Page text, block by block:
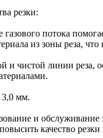
резки:
потока
из зоны реза, что
и чистой линии реза,
3,0 мм.
и обслуживание
качество резки